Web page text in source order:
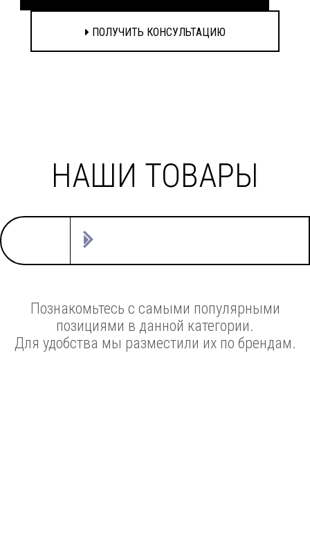
ПОЛУЧИТЬ КОНСУЛЬТАЦИЮ
НАШИ ТОВАРЫ
Познакомьтесь с самыми популярными
позициями в данной категории.
Для удобства мы разместили их по брендам.